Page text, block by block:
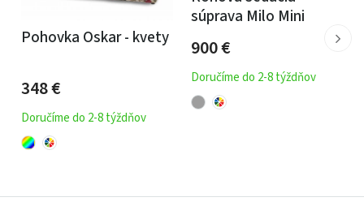
celej obývačky.
Kožené prevedenie
dodáva súprave Castello 2 exkluzívny
vzhľad, ktorý s časom získava prirodzenú patinu. Pôsobí
elegantne, nadčasovo a ľahko sa kombinuje s drevom,
Pohovka Oskar - kvety
348€
Doručíme do 2-8 týždňov
súprava Milo Mini
900€
Doručíme do 2-8 týždňov